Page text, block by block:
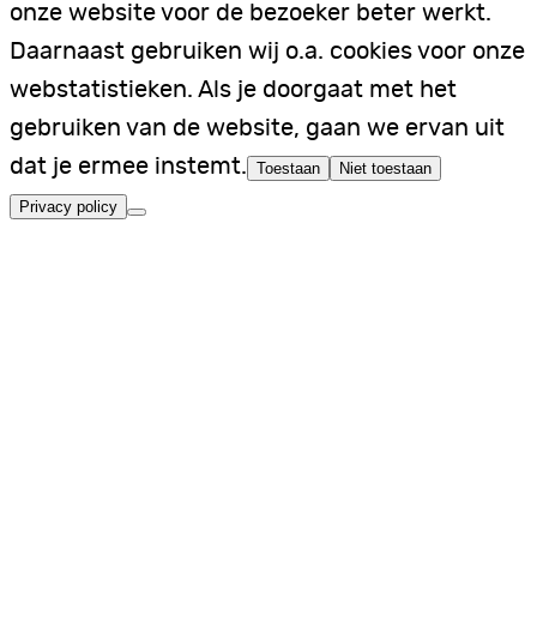
onze website voor de bezoeker beter werkt.
Daarnaast gebruiken wij o.a. cookies voor onze
webstatistieken. Als je doorgaat met het
gebruiken van de website, gaan we ervan uit
dat je ermee instemt. Toestaan Niet toestaan
Privacy policy